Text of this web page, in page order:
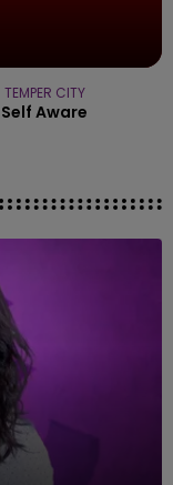
TEMPER CITY
Self Aware